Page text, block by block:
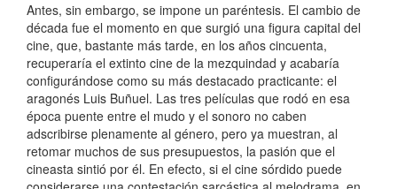
Antes, sin embargo, se impone un paréntesis. El cambio de
década fue el momento en que surgió una figura capital del
cine, que, bastante más tarde, en los años cincuenta,
recuperaría el extinto cine de la mezquindad y acabaría
configurándose como su más destacado practicante: el
aragonés Luis Buñuel. Las tres películas que rodó en esa
época puente entre el mudo y el sonoro no caben
adscribirse plenamente al género, pero ya muestran, al
retomar muchos de sus presupuestos, la pasión que el
cineasta sintió por él. En efecto, si el cine sórdido puede